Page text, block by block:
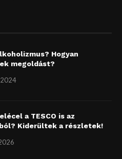
Hogyan
megoldást?
2024
a TESCO is az
Kiderültek a részletek!